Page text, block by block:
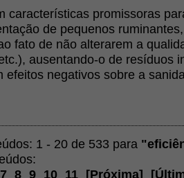
características promissoras
de pequenos
fato de não alterarem a
ausentando-o de resíduos
efeitos negativos sobre a
1 - 20 de 533 para
7 8 9 10 11 [Próxima] [